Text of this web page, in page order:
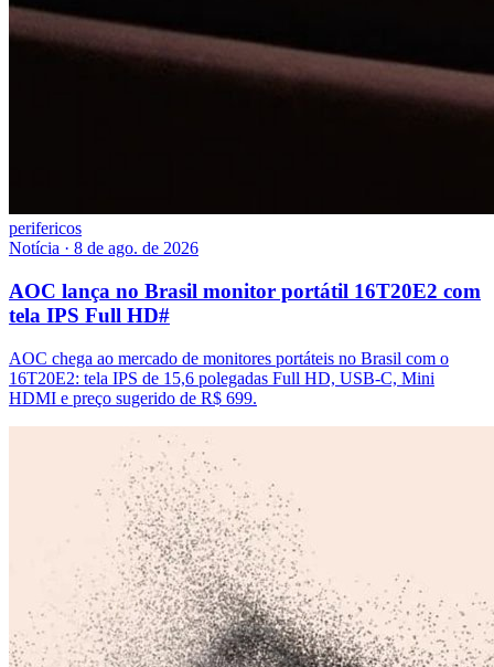
perifericos
Notícia · 8 de ago. de 2026
AOC lança no Brasil monitor portátil 16T20E2 com
tela IPS Full HD#
AOC chega ao mercado de monitores portáteis no Brasil com o
16T20E2: tela IPS de 15,6 polegadas Full HD, USB-C, Mini
HDMI e preço sugerido de R$ 699.